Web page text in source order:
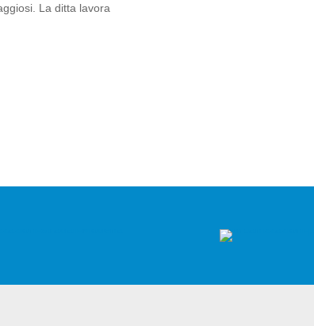
La ditta lavora